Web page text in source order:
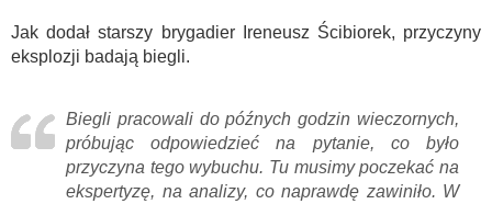
Jak dodał starszy brygadier Ireneusz Ścibiorek, przyczyny
eksplozji badają biegli.
Biegli pracowali do późnych godzin wieczornych,
próbując odpowiedzieć na pytanie, co było
przyczyna tego wybuchu. Tu musimy poczekać na
ekspertyzę, na analizy, co naprawdę zawiniło. W